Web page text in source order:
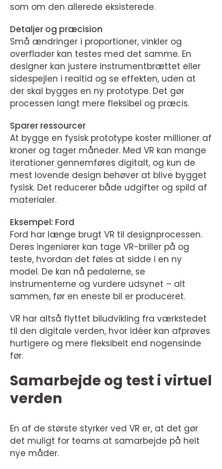
som om den allerede eksisterede.
Detaljer og præcision
Små ændringer i proportioner, vinkler og
overflader kan testes med det samme. En
designer kan justere instrumentbrættet eller
sidespejlen i realtid og se effekten, uden at
der skal bygges en ny prototype. Det gør
processen langt mere fleksibel og præcis.
Sparer ressourcer
At bygge en fysisk prototype koster millioner af
kroner og tager måneder. Med VR kan mange
iterationer gennemføres digitalt, og kun de
mest lovende design behøver at blive bygget
fysisk. Det reducerer både udgifter og spild af
materialer.
Eksempel: Ford
Ford har længe brugt VR til designprocessen.
Deres ingeniører kan tage VR-briller på og
teste, hvordan det føles at sidde i en ny
model. De kan nå pedalerne, se
instrumenterne og vurdere udsynet – alt
sammen, før en eneste bil er produceret.
VR har altså flyttet biludvikling fra værkstedet
til den digitale verden, hvor idéer kan afprøves
hurtigere og mere fleksibelt end nogensinde
før.
Samarbejde og test i virtuel
verden
En af de største styrker ved VR er, at det gør
det muligt for teams at samarbejde på helt
nye måder.